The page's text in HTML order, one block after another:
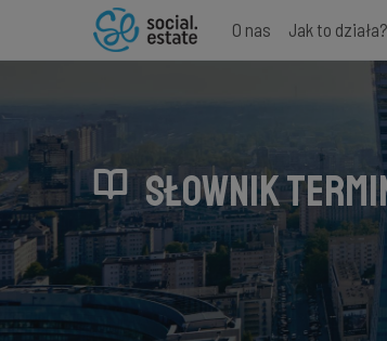
O nas Jak to działa?
SŁOWNIK